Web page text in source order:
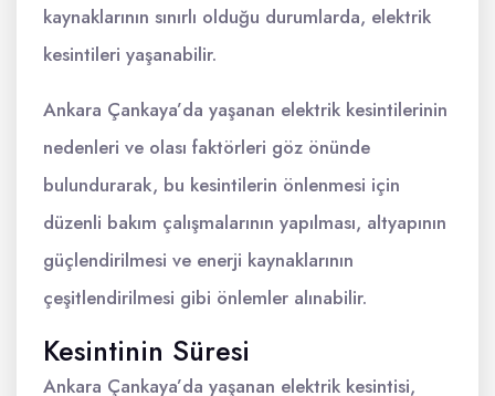
kaynaklarının sınırlı olduğu durumlarda, elektrik
kesintileri yaşanabilir.
Ankara Çankaya’da yaşanan elektrik kesintilerinin
nedenleri ve olası faktörleri göz önünde
bulundurarak, bu kesintilerin önlenmesi için
düzenli bakım çalışmalarının yapılması, altyapının
güçlendirilmesi ve enerji kaynaklarının
çeşitlendirilmesi gibi önlemler alınabilir.
Kesintinin Süresi
Ankara Çankaya’da yaşanan elektrik kesintisi,